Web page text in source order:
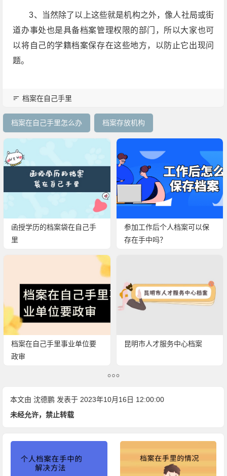
3、当然除了以上这些就是机构之外，像人社局或街
道办事处也是具备档案管理权限的部门，所以大家也可
以将自己的学籍档案保存在这些地方，以防止它出现问
题。
档案在自己手里
档案在自己手里怎么办 档案存放机构
函授学历的档案袋在自己手
里
参加工作后个人档案可以保
存在手中吗？
档案在自己手里事业单位要
政审
昆明市人才服务中心档案
本文由沈德鹏 发表于 2023年10月16日 12:00:00
未经允许，禁止转载